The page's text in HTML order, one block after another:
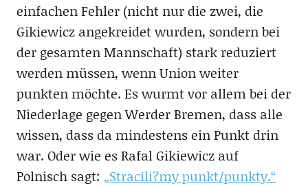
einfachen Fehler (nicht nur die zwei, die
Gikiewicz angekreidet wurden, sondern bei
der gesamten Mannschaft) stark reduziert
werden müssen, wenn Union weiter
punkten möchte. Es wurmt vor allem bei der
Niederlage gegen Werder Bremen, dass alle
wissen, dass da mindestens ein Punkt drin
war. Oder wie es Rafal Gikiewicz auf
Polnisch sagt: „Stracili?my punkt/punkty.“